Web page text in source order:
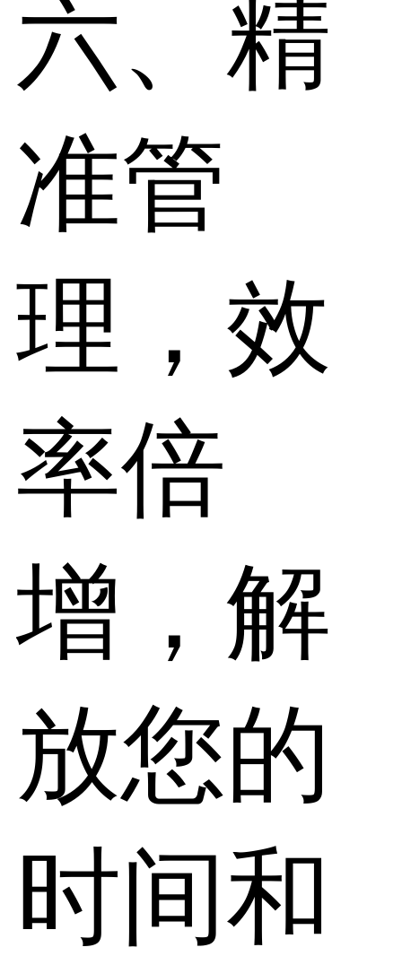
六、精
准管
理，效
率倍
增，解
放您的
时间和